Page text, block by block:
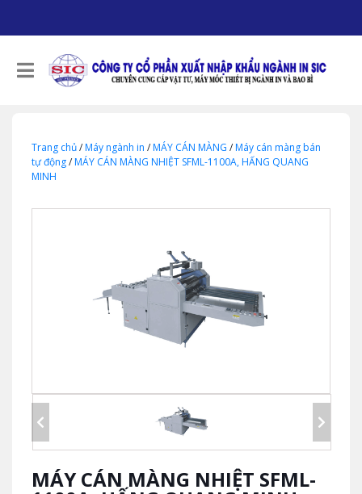
Trang chủ/Máy ngành in /MÁY CÁN MÀNG /Máy cán màng bán
tự động/MÁY CÁN MÀNG NHIỆT SFML-1100A, HẤNG QUANG
MINH
MÁY CÁN MÀNG NHIỆT SFML-